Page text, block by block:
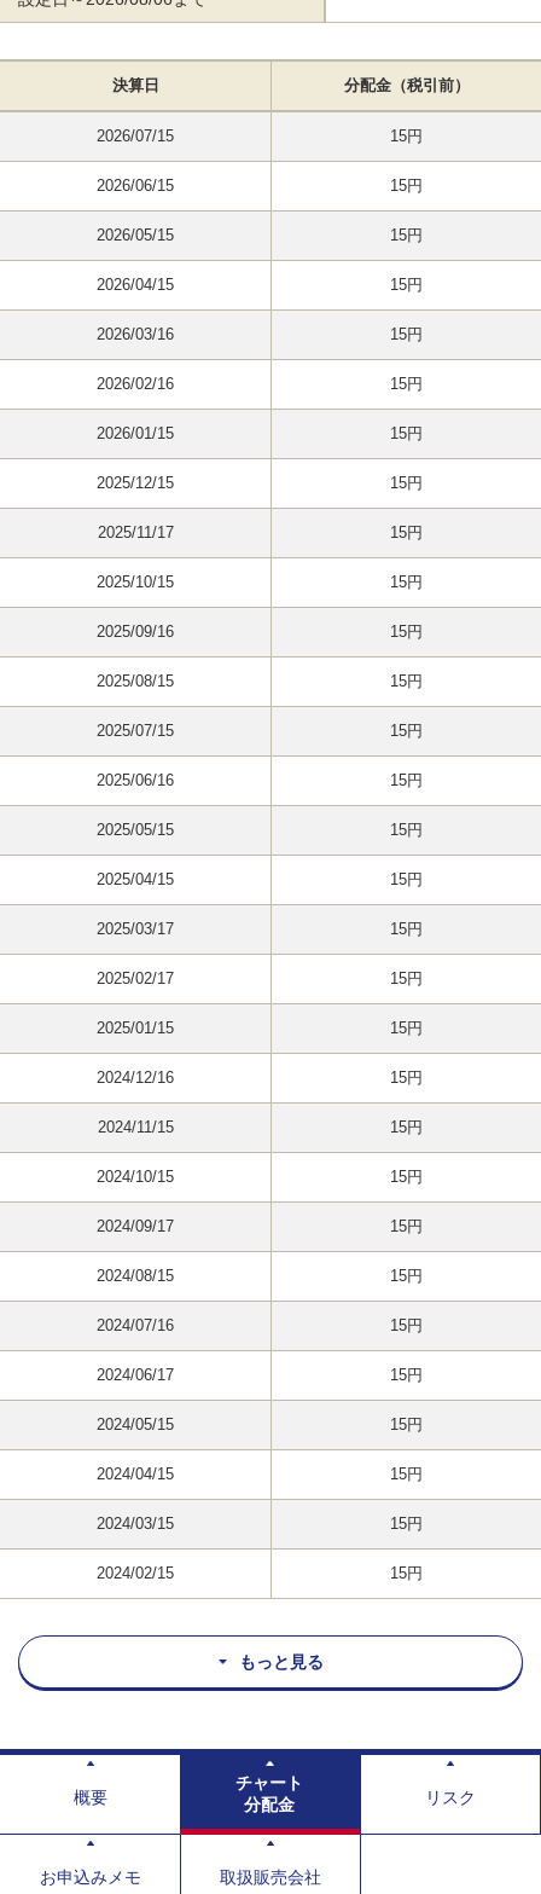
決算日 分配金（税引前）
2026/07/15 15円
2026/06/15 15円
2026/05/15 15円
2026/04/15 15円
2026/03/16 15円
2026/02/16 15円
2026/01/15 15円
2025/12/15 15円
2025/11/17 15円
2025/10/15 15円
2025/09/16 15円
2025/08/15 15円
2025/07/15 15円
2025/06/16 15円
2025/05/15 15円
2025/04/15 15円
2025/03/17 15円
2025/02/17 15円
2025/01/15 15円
2024/12/16 15円
2024/11/15 15円
2024/10/15 15円
2024/09/17 15円
2024/08/15 15円
2024/07/16 15円
2024/06/17 15円
2024/05/15 15円
2024/04/15 15円
2024/03/15 15円
2024/02/15 15円
もっと見る
概要
チャート
分配金
リスク
お申込みメモ 取扱販売会社